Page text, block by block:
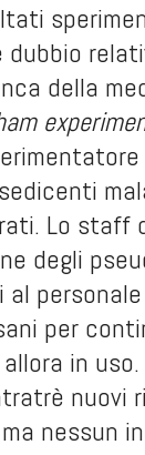
della
Lo
degli
per
in
nuovi
nessun